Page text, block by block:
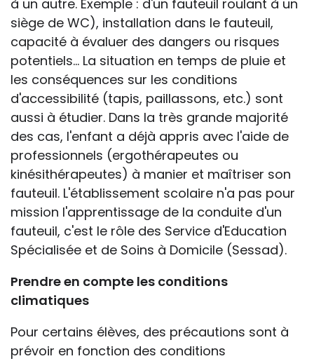
à un autre. Exemple : d'un fauteuil roulant à un
siège de WC), installation dans le fauteuil,
capacité à évaluer des dangers ou risques
potentiels... La situation en temps de pluie et
les conséquences sur les conditions
d'accessibilité (tapis, paillassons, etc.) sont
aussi à étudier. Dans la très grande majorité
des cas, l'enfant a déjà appris avec l'aide de
professionnels (ergothérapeutes ou
kinésithérapeutes) à manier et maîtriser son
fauteuil. L'établissement scolaire n'a pas pour
mission l'apprentissage de la conduite d'un
fauteuil, c'est le rôle des Service d'Education
Spécialisée et de Soins à Domicile (Sessad).
Prendre en compte les conditions
climatiques
Pour certains élèves, des précautions sont à
prévoir en fonction des conditions